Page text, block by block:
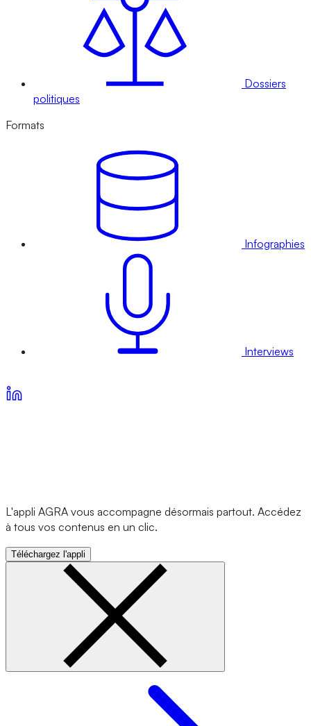
Dossiers
politiques
Formats
Infographies
Interviews
L'appli AGRA vous accompagne désormais partout. Accédez
à tous vos contenus en un clic.
Téléchargez l'appli